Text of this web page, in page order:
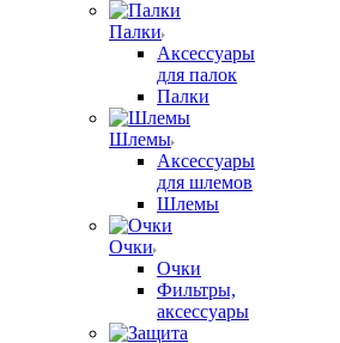
Палки
Аксессуары
для палок
Палки
Шлемы
Аксессуары
для шлемов
Шлемы
Очки
Очки
Фильтры,
аксессуары